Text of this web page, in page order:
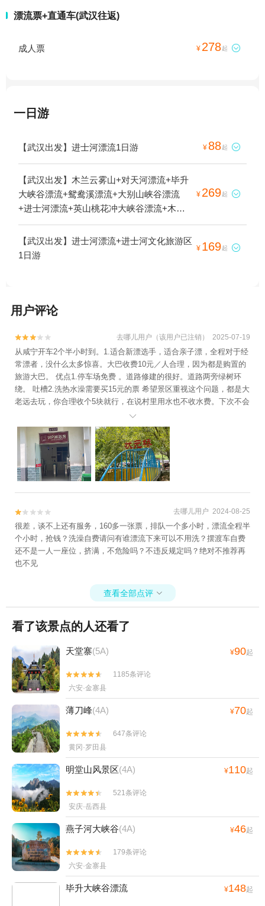
漂流票+直通车(武汉往返)
成人票 ¥ 278起 
一日游
【武汉出发】进士河漂流1日游 ¥ 88起 
【武汉出发】木兰云雾山+对天河漂流+毕升
大峡谷漂流+鸳鸯溪漂流+大别山峡谷漂流
+进士河漂流+英山桃花冲大峡谷漂流+木兰
神牛溪峡谷漂流+蕲春大峡谷漂流+陂西峡漂
流1日游
¥ 269起 
【武汉出发】进士河漂流+进士河文化旅游区
1日游
¥ 169起 
用户评论

 去哪儿用户（该用户已注销） 2025-07-19
从咸宁开车2个半小时到。1.适合新漂选手，适合亲子漂，全程对于经
常漂者，没什么太多惊喜。大巴收费10元／人合理，因为都是购置的
旅游大巴。 优点1.停车场免费 。道路修建的很好。道路两旁绿树环
绕。 吐槽2.洗热水澡需要买15元的票 希望景区重视这个问题，都是大
老远去玩，你合理收个5块就行，在说村里用水也不收水费。下次不会


 去哪儿用户 2024-08-25
很差，谈不上还有服务，160多一张票，排队一个多小时，漂流全程半
个小时，抢钱？洗澡自费请问有谁漂流下来可以不用洗？摆渡车自费
还不是一人一座位，挤满，不危险吗？不违反规定吗？绝对不推荐再
也不见
查看全部点评 
看了该景点的人还看了
天堂寨(5A) ¥90起


1185条评论
六安·金寨县
薄刀峰(4A) ¥70起


647条评论
黄冈·罗田县
明堂山风景区(4A) ¥110起


521条评论
安庆·岳西县
燕子河大峡谷(4A) ¥46起


179条评论
六安·金寨县
毕升大峡谷漂流 ¥148起